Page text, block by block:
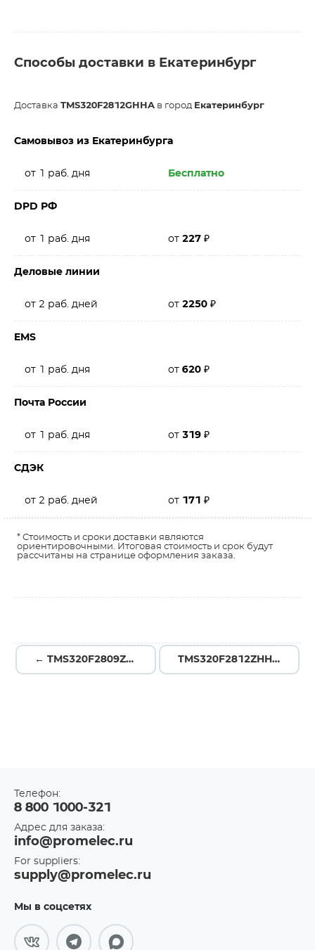
Способы доставки в Екатеринбург
Доставка TMS320F2812GHHA в город Екатеринбург
Самовывоз из Екатеринбурга
от 1 раб. дня Бесплатно
DPD РФ
от 1 раб. дня от 227 ₽
Деловые линии
от 2 раб. дней от 2250 ₽
EMS
от 1 раб. дня от 620 ₽
Почта России
от 1 раб. дня от 319 ₽
СДЭК
от 2 раб. дней от 171 ₽
* Стоимость и сроки доставки являются
ориентировочными. Итоговая стоимость и срок будут
рассчитаны на странице оформления заказа.
← TMS320F2809ZGMS TMS320F2812ZHHA →
Телефон:
8 800 1000-321
Адрес для заказа:
info@promelec.ru
For suppliers:
supply@promelec.ru
Мы в соцсетях